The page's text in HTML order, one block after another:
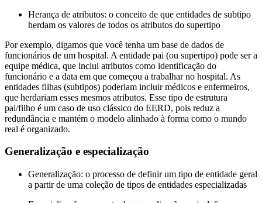
Herança de atributos: o conceito de que entidades de subtipo
herdam os valores de todos os atributos do supertipo
Por exemplo, digamos que você tenha um base de dados de
funcionários de um hospital. A entidade pai (ou supertipo) pode ser a
equipe médica, que inclui atributos como identificação do
funcionário e a data em que começou a trabalhar no hospital. As
entidades filhas (subtipos) poderiam incluir médicos e enfermeiros,
que herdariam esses mesmos atributos. Esse tipo de estrutura
pai/filho é um caso de uso clássico do EERD, pois reduz a
redundância e mantém o modelo alinhado à forma como o mundo
real é organizado.
Generalização e especialização
Generalização: o processo de definir um tipo de entidade geral
a partir de uma coleção de tipos de entidades especializadas